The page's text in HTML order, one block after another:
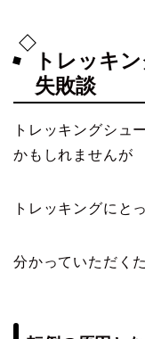
トレッキ
失敗談
トレッキングシュ
かもしれませんが
トレッキングにと
分かっていただく